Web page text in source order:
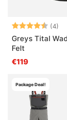
Bewertung:(4)
Greys Tital
Felt
€119
Package Deal!